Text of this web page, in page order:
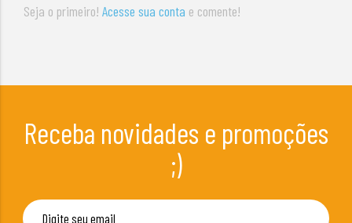
Seja o primeiro!Acesse sua conta e comente!
Receba novidades e promoções
;)